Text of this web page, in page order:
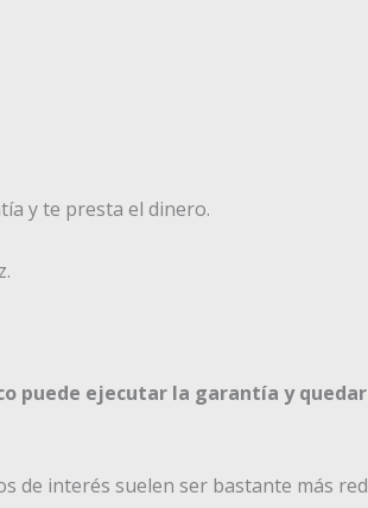
y te presta el dinero.
puede ejecutar la garantía y
de interés suelen ser bastante más